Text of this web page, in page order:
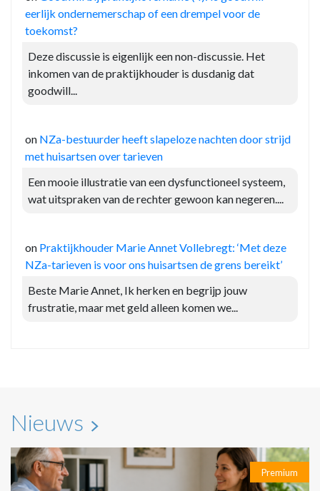
eerlijk ondernemerschap of een drempel voor de
toekomst?
Deze discussie is eigenlijk een non-discussie. Het
inkomen van de praktijkhouder is dusdanig dat
goodwill...
on NZa-bestuurder heeft slapeloze nachten door strijd
met huisartsen over tarieven
Een mooie illustratie van een dysfunctioneel systeem,
wat uitspraken van de rechter gewoon kan negeren....
on Praktijkhouder Marie Annet Vollebregt: ‘Met deze
NZa-tarieven is voor ons huisartsen de grens bereikt’
Beste Marie Annet, Ik herken en begrijp jouw
frustratie, maar met geld alleen komen we...
Nieuws
Premium